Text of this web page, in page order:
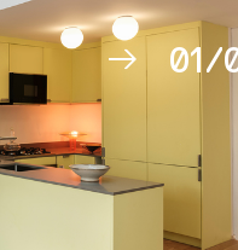
01
02
03
04
/